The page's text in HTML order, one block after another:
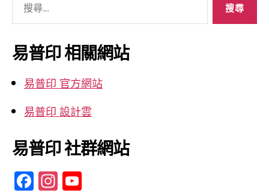
鍵
字:
易普印 相關網站
易普印 官方網站
易普印 設計雲
易普印 社群網站
F In